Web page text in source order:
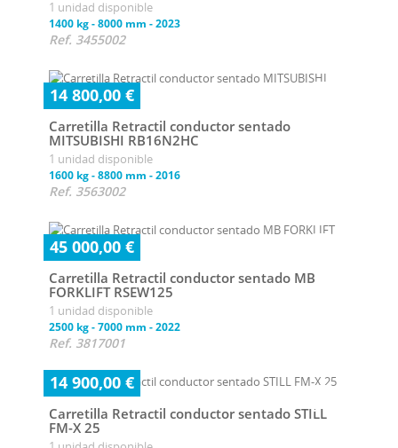
1 unidad disponible
1400 kg-8000 mm -2023
Ref. 3455002
14 800,00 €
Carretilla Retractil conductor sentado
MITSUBISHI RB16N2HC
1 unidad disponible
1600 kg-8800 mm -2016
Ref. 3563002
45 000,00 €
Carretilla Retractil conductor sentado MB
FORKLIFT RSEW125
1 unidad disponible
2500 kg-7000 mm -2022
Ref. 3817001
14 900,00 €
Carretilla Retractil conductor sentado STILL
FM-X 25